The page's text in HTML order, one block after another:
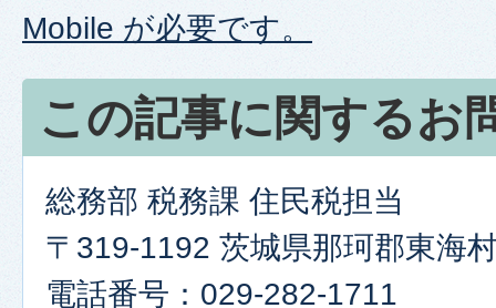
Mobile が必要です。
この記事に関するお
総務部 税務課 住民税担当
〒319-1192 茨城県那珂郡東海
電話番号：029-282-1711